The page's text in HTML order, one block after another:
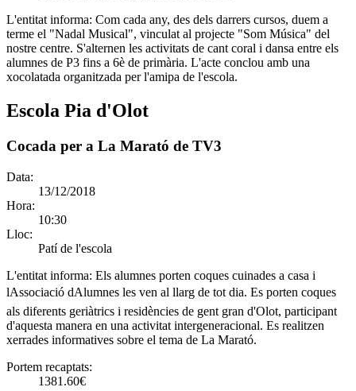
L'entitat informa: Com cada any, des dels darrers cursos, duem a
terme el "Nadal Musical", vinculat al projecte "Som Música" del
nostre centre. S'alternen les activitats de cant coral i dansa entre els
alumnes de P3 fins a 6è de primària. L'acte conclou amb una
xocolatada organitzada per l'amipa de l'escola.
Escola Pia d'Olot
Cocada per a La Marató de TV3
Data:
13/12/2018
Hora:
10:30
Lloc:
Patí de l'escola
L'entitat informa: Els alumnes porten coques cuinades a casa i
lAssociació dAlumnes les ven al llarg de tot dia. Es porten coques
als diferents geriàtrics i residències de gent gran d'Olot, participant
d'aquesta manera en una activitat intergeneracional. Es realitzen
xerrades informatives sobre el tema de La Marató.
Portem recaptats:
1381.60€